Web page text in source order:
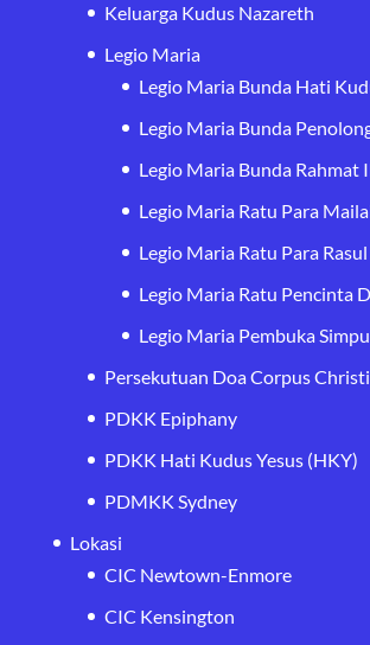
Keluarga Kudus Nazareth
Legio Maria
Legio Maria Bunda Hati
Legio Maria Bunda
Legio Maria Bunda Rahmat
Legio Maria Ratu Para
Legio Maria Ratu Para Rasul
Legio Maria Ratu Pencinta
Legio Maria Pembuka
Persekutuan Doa Corpus Christi
PDKK Epiphany
PDKK Hati Kudus Yesus (HKY)
PDMKK Sydney
Lokasi
CIC Newtown-Enmore
CIC Kensington